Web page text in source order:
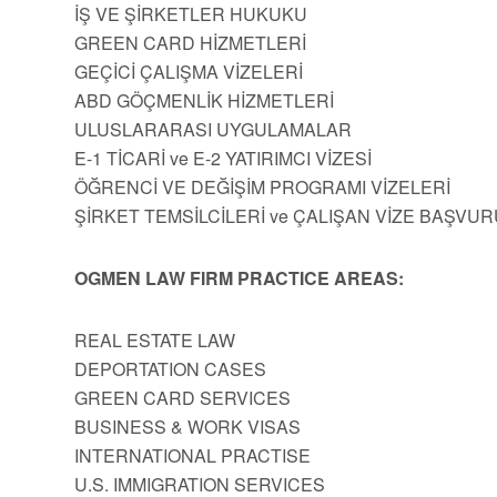
İŞ VE ŞİRKETLER HUKUKU
GREEN CARD HİZMETLERİ
GEÇİCİ ÇALIŞMA VİZELERİ
ABD GÖÇMENLİK HİZMETLERİ
ULUSLARARASI UYGULAMALAR
E-1 TİCARİ ve E-2 YATIRIMCI VİZESİ
ÖĞRENCİ VE DEĞİŞİM PROGRAMI VİZELERİ
ŞİRKET TEMSİLCİLERİ ve ÇALIŞAN VİZE
OGMEN LAW FIRM PRACTICE AREAS:
REAL ESTATE LAW
DEPORTATION CASES
GREEN CARD SERVICES
BUSINESS & WORK VISAS
INTERNATIONAL PRACTISE
U.S. IMMIGRATION SERVICES